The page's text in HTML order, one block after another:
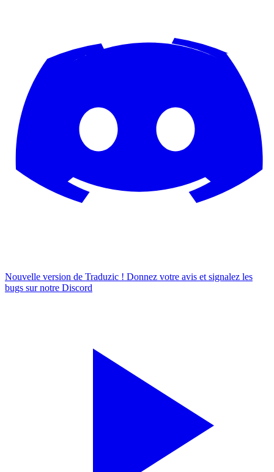
Nouvelle version de Traduzic ! Donnez votre avis et signalez les
bugs sur notre Discord